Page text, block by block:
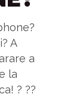
A
a
la
? ??‍